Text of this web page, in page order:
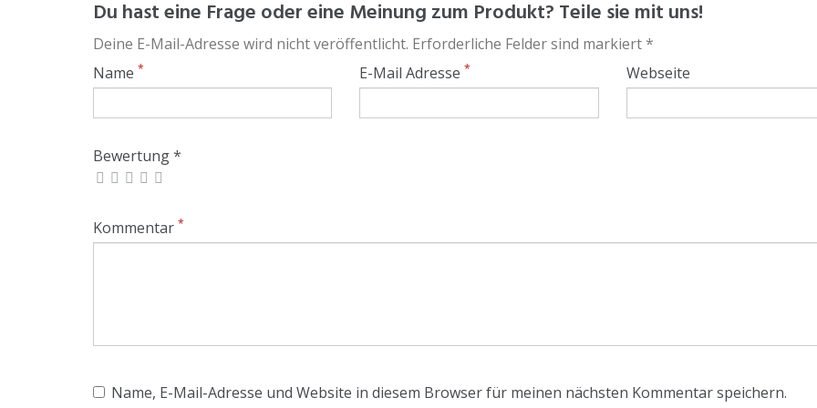
Du hast eine Frage oder eine Meinung zum Produkt? Teile sie mit uns!
Deine E-Mail-Adresse wird nicht veröffentlicht. Erforderliche Felder sind markiert *
Name * E-Mail Adresse* Webseite
Bewertung *
Kommentar *
Name, E-Mail-Adresse und Website in diesem Browser für meinen nächsten Kommentar speichern.